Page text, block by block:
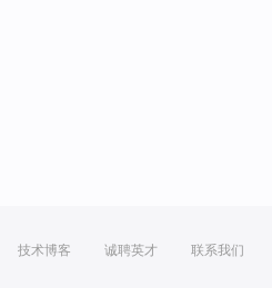
技术博客 诚聘英才 联系我们